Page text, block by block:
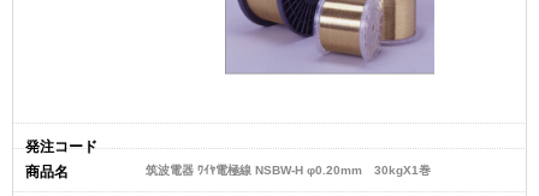
筑波電器 ﾜｲﾔ電極線 NSBW-H φ0.20mm 30kgX1巻